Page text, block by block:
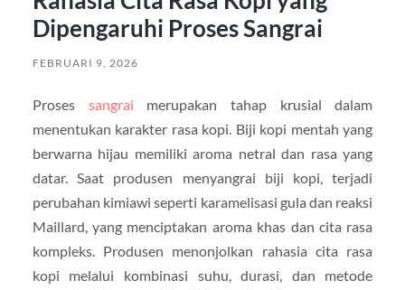
Dipengaruhi Proses Sangrai
FEBRUARI 9, 2026
Proses sangrai merupakan tahap krusial dalam
menentukan karakter rasa kopi. Biji kopi mentah yang
berwarna hijau memiliki aroma netral dan rasa yang
datar. Saat produsen menyangrai biji kopi, terjadi
perubahan kimiawi seperti karamelisasi gula dan reaksi
Maillard, yang menciptakan aroma khas dan cita rasa
kompleks. Produsen menonjolkan rahasia cita rasa
kopi melalui kombinasi suhu, durasi, dan metode